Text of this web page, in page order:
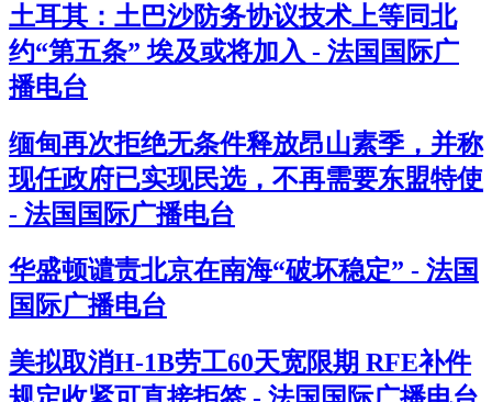
土耳其：土巴沙防务协议技术上等同北
约“第五条” 埃及或将加入 - 法国国际广
播电台
缅甸再次拒绝无条件释放昂山素季，并称
现任政府已实现民选，不再需要东盟特使
- 法国国际广播电台
华盛顿谴责北京在南海“破坏稳定” - 法国
国际广播电台
美拟取消H-1B劳工60天宽限期 RFE补件